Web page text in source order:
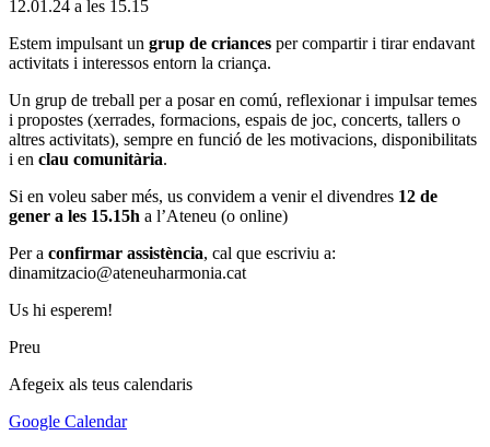
12.01.24 a les 15.15
Estem impulsant un grup de criances per compartir i tirar endavant
activitats i interessos entorn la criança.
Un grup de treball per a posar en comú, reflexionar i impulsar temes
i propostes (xerrades, formacions, espais de joc, concerts, tallers o
altres activitats), sempre en funció de les motivacions, disponibilitats
i en clau comunitària.
Si en voleu saber més, us convidem a venir el divendres 12 de
gener a les 15.15h a l’Ateneu (o online)
Per a confirmar assistència, cal que escriviu a:
dinamitzacio@ateneuharmonia.cat
Us hi esperem!
Preu
Afegeix als teus calendaris
Google Calendar